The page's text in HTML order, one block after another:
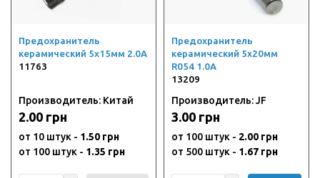
Предохранитель
керамический 5х15мм 2.0А
11763
Производитель: Китай
2.00 грн
от 10 штук - 1.50 грн
от 100 штук - 1.35 грн
Предохранитель
керамический 5х20мм
R054 1.0А
13209
Производитель: JF
3.00 грн
от 100 штук - 2.00 грн
от 500 штук - 1.67 грн